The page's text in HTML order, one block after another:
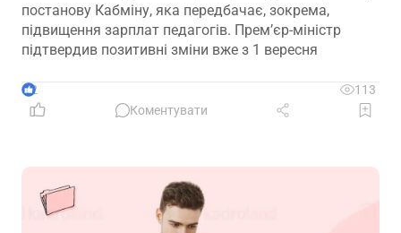
постанову Кабміну, яка передбачає, зокрема,
підвищення зарплат педагогів. Прем’єр-міністр
підтвердив позитивні зміни вже з 1 вересня
2
113
Коментувати